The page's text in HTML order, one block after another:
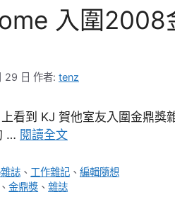
入圍2008
29 日 作者: tenz
看到 KJ 賀他室友入圍金鼎獎
… 閱讀全文
誌 、 工作雜記 、編輯隨想
、金鼎獎 、雜誌